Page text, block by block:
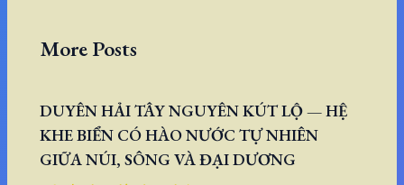
More Posts
DUYÊN HẢI TÂY NGUYÊN KÚT LỘ — HỆ
KHE BIỂN CÓ HÀO NƯỚC TỰ NHIÊN
GIỮA NÚI, SÔNG VÀ ĐẠI DƯƠNG